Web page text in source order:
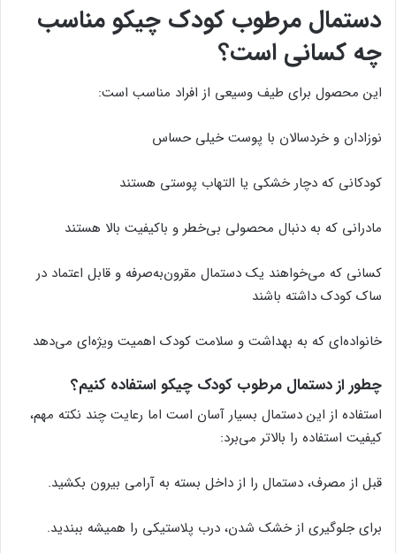
دستمال مرطوب کودک چیکو مناسب
چه کسانی است؟
این محصول برای طیف وسیعی از افراد مناسب است:
نوزادان و خردسالان با پوست خیلی حساس
کودکانی که دچار خشکی یا التهاب پوستی هستند
مادرانی که به دنبال محصولی بی‌خطر و باکیفیت بالا هستند
کسانی که می‌خواهند یک دستمال مقرون‌به‌صرفه و قابل اعتماد در
ساک کودک داشته باشند
خانواده‌ای که به بهداشت و سلامت کودک اهمیت ویژه‌ای می‌دهد
چطور از دستمال مرطوب کودک چیکو استفاده کنیم؟
استفاده از این دستمال بسیار آسان است اما رعایت چند نکته مهم،
کیفیت استفاده را بالاتر می‌برد:
قبل از مصرف، دستمال را از داخل بسته به آرامی بیرون بکشید.
برای جلوگیری از خشک شدن، درب پلاستیکی را همیشه ببندید.